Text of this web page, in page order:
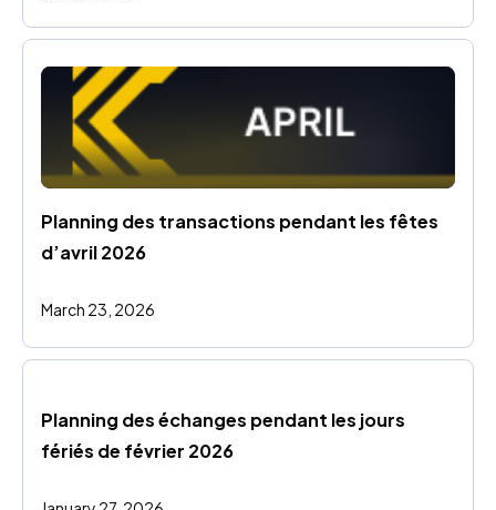
Planning des transactions pendant les fêtes
d’avril 2026
March 23, 2026
Planning des échanges pendant les jours
fériés de février 2026